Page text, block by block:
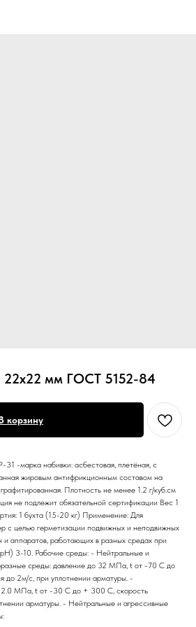
мм ГОСТ 5152-84
корзину
-марка набивки: асбестовая, плетёная, с
жировым антифрикционным составом на
Плотность не менее 1.2 г/куб.см
не подлежит обязательной сертификации Вес 1
1 бухта (15-20 кг) Применение: Для
с целью герметизации подвижных и неподвижных
аппаратов, работающих в разных средах при
3-10. Рабочие среды: - Нейтральные и
среды: давление до 32 МПа, t от -70 С до
до 2м/с, при уплотнении арматуры. -
2.0 МПа, t от -30 С до + 300 С, скорость
арматуры. - Нейтральные и агрессивные